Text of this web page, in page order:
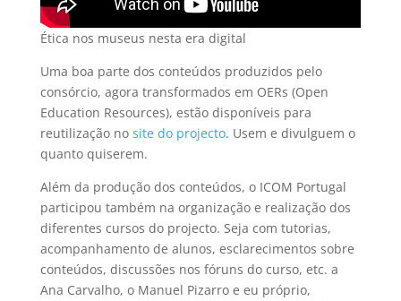
Ética nos museus nesta era digital
Uma boa parte dos conteúdos produzidos pelo
consórcio, agora transformados em OERs (Open
Education Resources), estão disponíveis para
reutilização no site do projecto. Usem e divulguem o
quanto quiserem.
Além da produção dos conteúdos, o ICOM Portugal
participou também na organização e realização dos
diferentes cursos do projecto. Seja com tutorias,
acompanhamento de alunos, esclarecimentos sobre
conteúdos, discussões nos fóruns do curso, etc. a
Ana Carvalho, o Manuel Pizarro e eu próprio,